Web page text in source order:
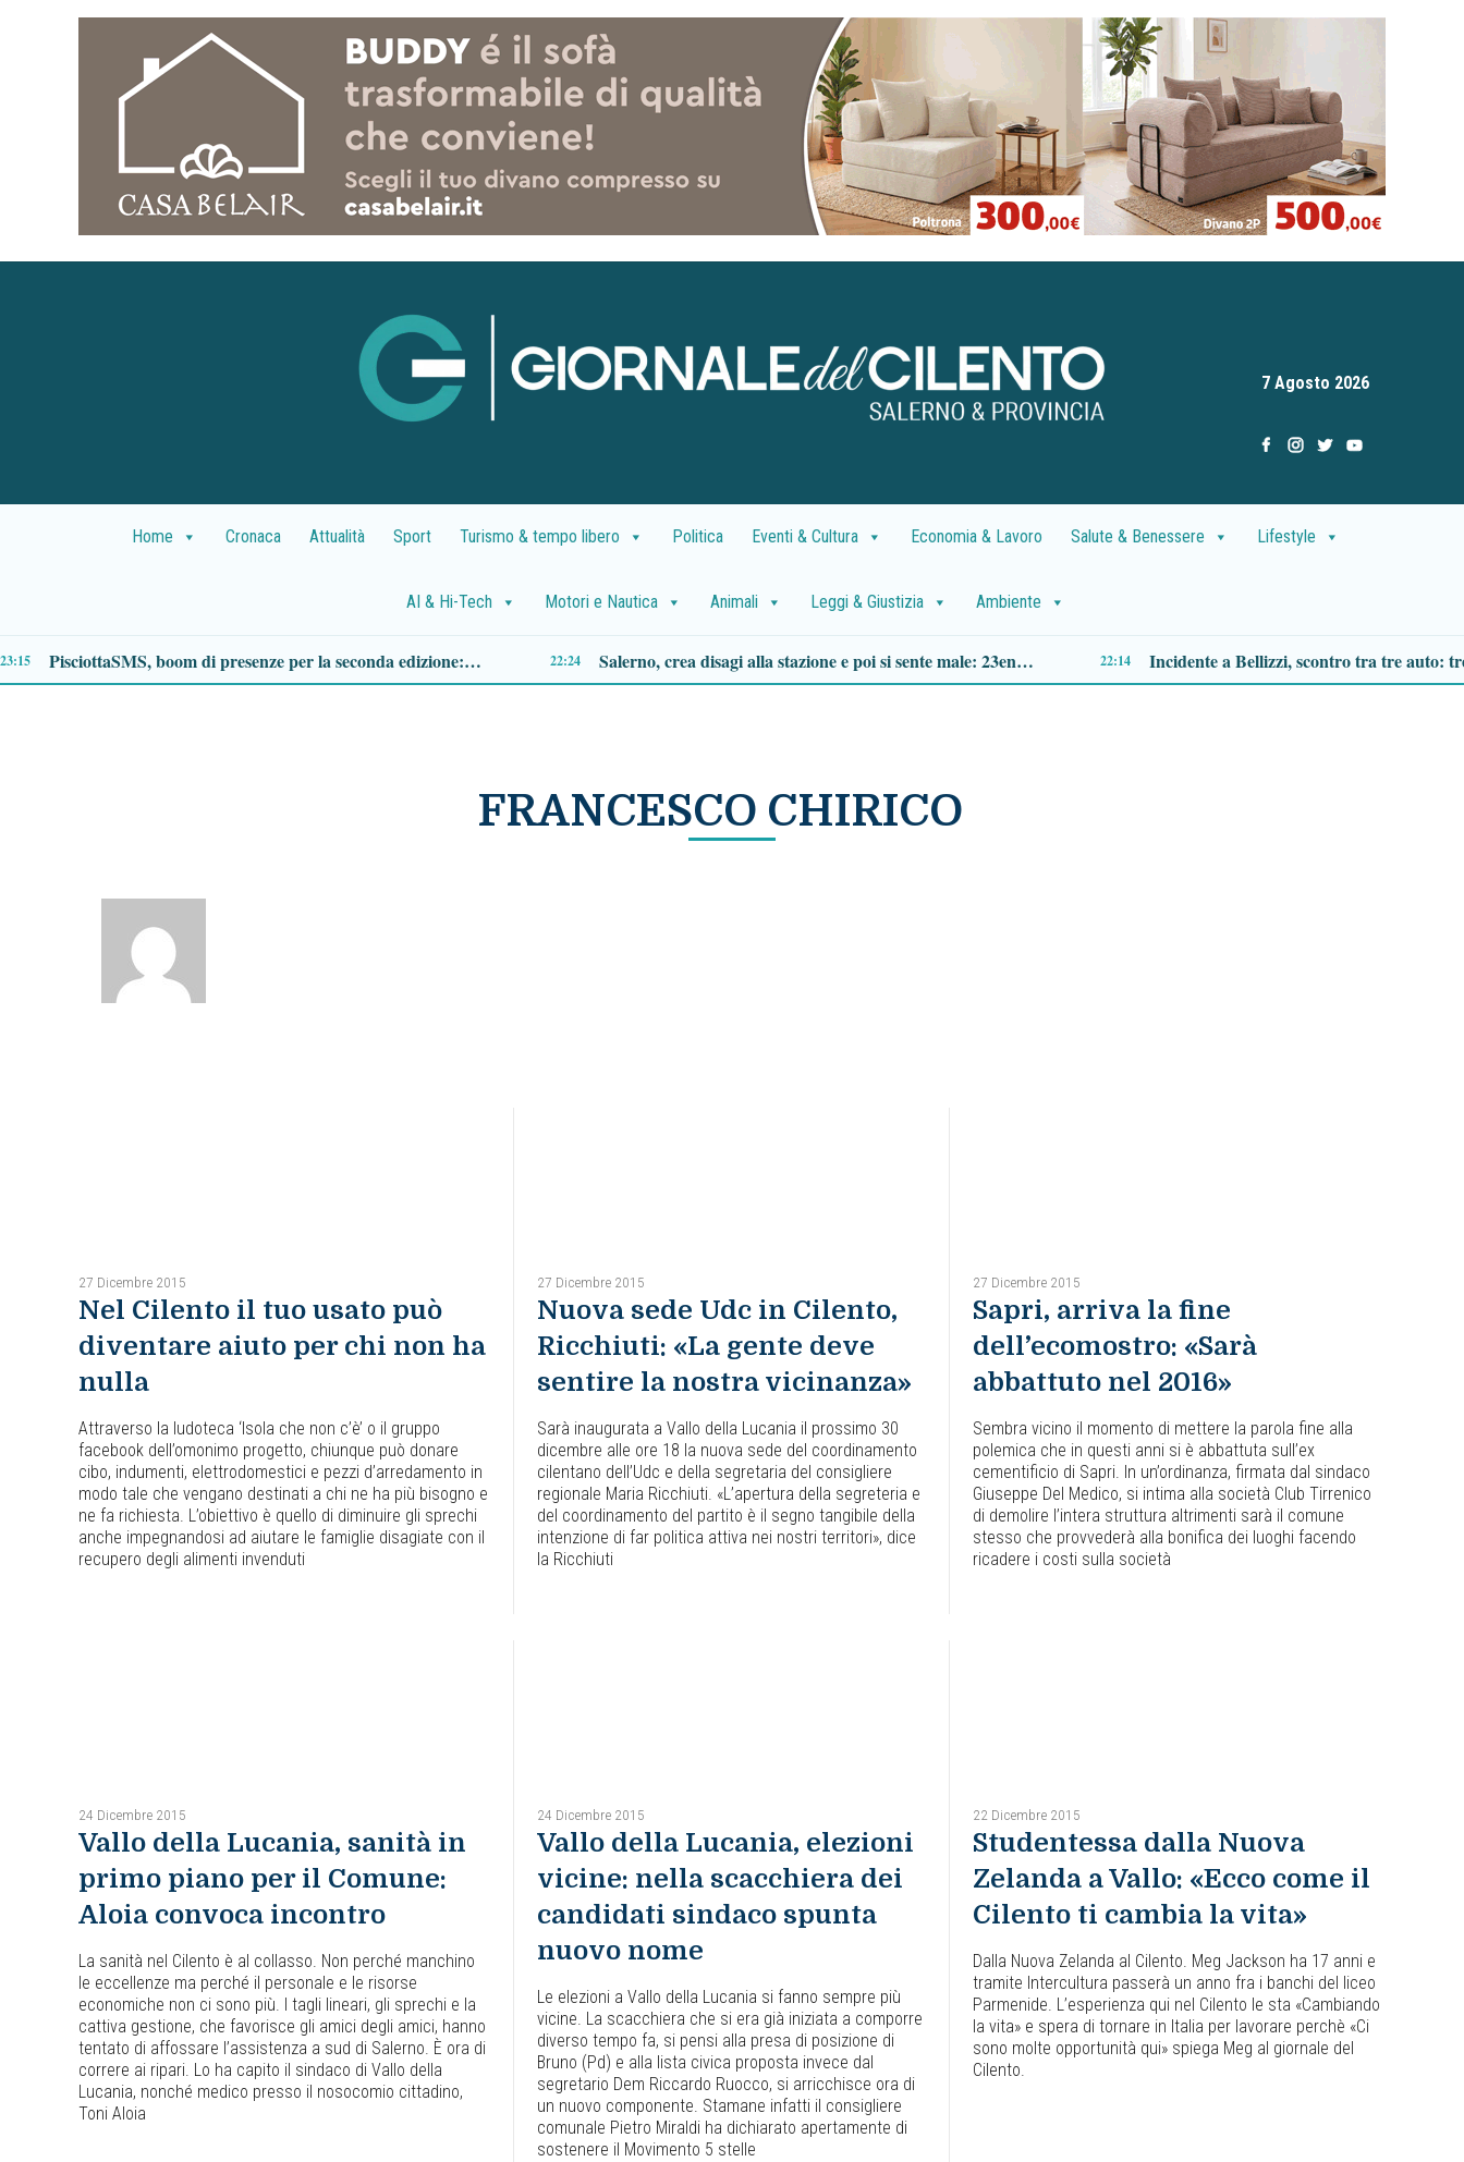
7 Agosto 2026
Home Cronaca Attualità Sport Turismo & tempo libero Politica Eventi & Cultura Economia & Lavoro Salute & Benessere Lifestyle
AI & Hi-Tech Motori e Nautica Animali Leggi & Giustizia Ambiente
Capaccio Paestum, controlli su 233 strutture ricettive: scoperte irregolarità sull’imposta di soggiorno, oltre 130 verbali in arrivo 15:43 Luca Cordero di Montezemolo sceglie Acciaroli: tappa nel Cilento a bordo del suo yacht 15:38 Centola: morto a 36 anni Gianluigi Maltese, domani i funerali a Foria 14:51
FRANCESCO CHIRICO
27 Dicembre 2015
Nel Cilento il tuo usato può
diventare aiuto per chi non ha
nulla
Attraverso la ludoteca ‘Isola che non c’è’ o il gruppo
facebook dell’omonimo progetto, chiunque può donare
cibo, indumenti, elettrodomestici e pezzi d’arredamento in
modo tale che vengano destinati a chi ne ha più bisogno e
ne fa richiesta. L’obiettivo è quello di diminuire gli sprechi
anche impegnandosi ad aiutare le famiglie disagiate con il
recupero degli alimenti invenduti
27 Dicembre 2015
Nuova sede Udc in Cilento,
Ricchiuti: «La gente deve
sentire la nostra vicinanza»
Sarà inaugurata a Vallo della Lucania il prossimo 30
dicembre alle ore 18 la nuova sede del coordinamento
cilentano dell’Udc e della segretaria del consigliere
regionale Maria Ricchiuti. «L’apertura della segreteria e
del coordinamento del partito è il segno tangibile della
intenzione di far politica attiva nei nostri territori», dice
la Ricchiuti
27 Dicembre 2015
Sapri, arriva la fine
dell’ecomostro: «Sarà
abbattuto nel 2016»
Sembra vicino il momento di mettere la parola fine alla
polemica che in questi anni si è abbattuta sull’ex
cementificio di Sapri. In un’ordinanza, firmata dal sindaco
Giuseppe Del Medico, si intima alla società Club Tirrenico
di demolire l’intera struttura altrimenti sarà il comune
stesso che provvederà alla bonifica dei luoghi facendo
ricadere i costi sulla società
24 Dicembre 2015
Vallo della Lucania, sanità in
primo piano per il Comune:
Aloia convoca incontro
La sanità nel Cilento è al collasso. Non perché manchino
le eccellenze ma perché il personale e le risorse
economiche non ci sono più. I tagli lineari, gli sprechi e la
cattiva gestione, che favorisce gli amici degli amici, hanno
tentato di affossare l’assistenza a sud di Salerno. È ora di
correre ai ripari. Lo ha capito il sindaco di Vallo della
Lucania, nonché medico presso il nosocomio cittadino,
Toni Aloia
24 Dicembre 2015
Vallo della Lucania, elezioni
vicine: nella scacchiera dei
candidati sindaco spunta
nuovo nome
Le elezioni a Vallo della Lucania si fanno sempre più
vicine. La scacchiera che si era già iniziata a comporre
diverso tempo fa, si pensi alla presa di posizione di
Bruno (Pd) e alla lista civica proposta invece dal
segretario Dem Riccardo Ruocco, si arricchisce ora di
un nuovo componente. Stamane infatti il consigliere
comunale Pietro Miraldi ha dichiarato apertamente di
sostenere il Movimento 5 stelle
22 Dicembre 2015
Studentessa dalla Nuova
Zelanda a Vallo: «Ecco come il
Cilento ti cambia la vita»
Dalla Nuova Zelanda al Cilento. Meg Jackson ha 17 anni e
tramite Intercultura passerà un anno fra i banchi del liceo
Parmenide. L’esperienza qui nel Cilento le sta «Cambiando
la vita» e spera di tornare in Italia per lavorare perchè «Ci
sono molte opportunità qui» spiega Meg al giornale del
Cilento.